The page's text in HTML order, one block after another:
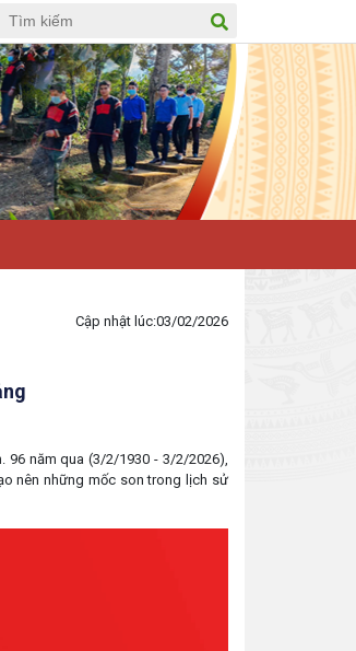
Cập nhật lúc:03/02/2026
96 năm qua (3/2/1930 - 3/2/2026),
nên những mốc son trong lịch sử